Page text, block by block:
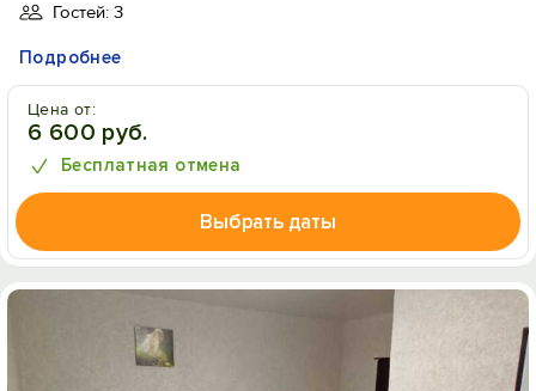
Гостей: 3
Подробнее
Цена от:
6 600 руб.
Бесплатная отмена
Выбрать даты